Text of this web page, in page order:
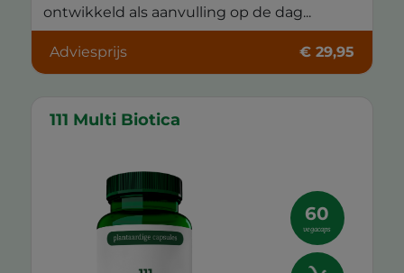
ontwikkeld als aanvulling op de dag...
Adviesprijs € 29,95
111 Multi Biotica
60
vegacaps